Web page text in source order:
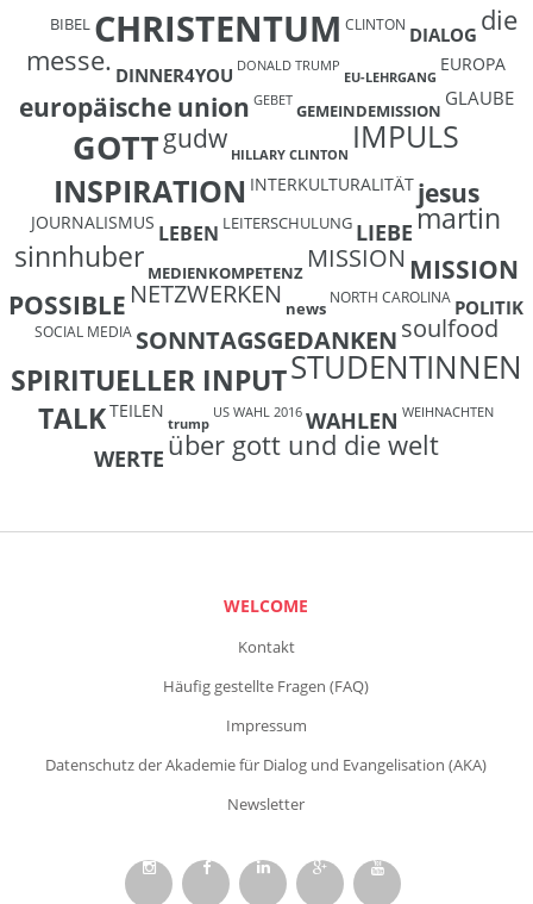
BIBEL CHRISTENTUM CLINTON DIALOG die
messe. DINNER4YOU DONALD TRUMP
EU-LEHRGANG
EUROPA
europäische union GEBET GEMEINDEMISSION
GLAUBE
GOTTgudw HILLARY CLINTON IMPULS
INSPIRATION INTERKULTURALITÄT jesus
JOURNALISMUS LEBEN LEITERSCHULUNG LIEBEmartin
sinnhuber MEDIENKOMPETENZ MISSION MISSION
POSSIBLE NETZWERKEN news
NORTH CAROLINA POLITIK
SOCIAL MEDIA SONNTAGSGEDANKENsoulfood
SPIRITUELLER INPUTSTUDENTINNEN
TALKTEILEN
trump
US WAHL 2016 WAHLEN WEIHNACHTEN
WERTE über gott und die welt
WELCOME
Kontakt
Häufig gestellte Fragen (FAQ)
Impressum
Datenschutz der Akademie für Dialog und Evangelisation (AKA)
Newsletter